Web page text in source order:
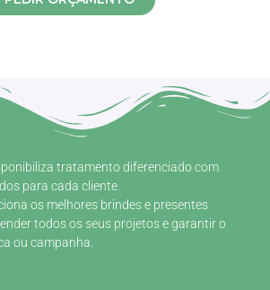
tratamento diferenciado com
para cada cliente.
os melhores brindes e presentes
todos os seus projetos e garantir o
ou campanha.